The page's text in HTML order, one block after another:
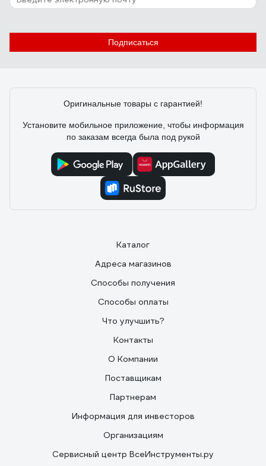
Подписаться
Оригинальные товары с гарантией!
Установите мобильное приложение, чтобы информация
по заказам всегда была под рукой
Каталог
Адреса магазинов
Способы получения
Способы оплаты
Что улучшить?
Контакты
О Компании
Поставщикам
Партнерам
Информация для инвесторов
Организациям
Сервисный центр ВсеИнструменты.ру